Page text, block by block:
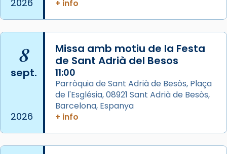
L’arquebisbe de Barcelona, el cardenal Joan
Josep Omella, ha presidit la missa i l’ha
concelebrat el bisbe auxiliar de Barcelona,
Mons. David Abadías.
📸 Dr. G. Simón
View on Facebook ·
Arquebisbat de Barcelona
2026
+ info
8
sept.
2026
Missa amb motiu de la Festa
de Sant Adrià del Besos
11:00
Parròquia de Sant Adrià de Besòs, Plaça
de l'Església, 08921 Sant Adrià de Besòs,
Barcelona, Espanya
+ info